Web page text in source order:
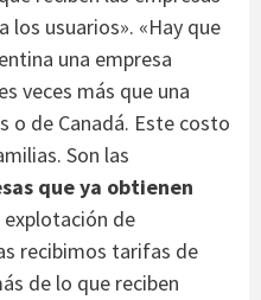
usuarios». «Hay que
una empresa
veces más que una
o de Canadá. Este costo
Son las
que ya obtienen
explotación de
recibimos tarifas de
de lo que reciben